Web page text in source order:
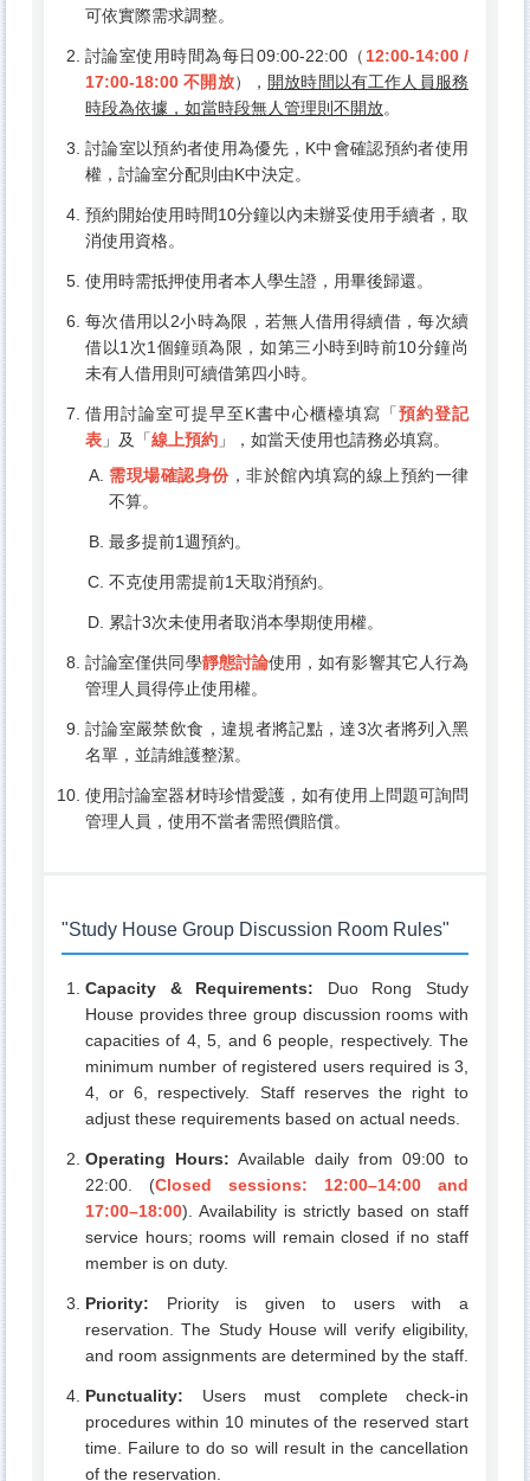
可依實際需求調整。
討論室使用時間為每日09:00-22:00（ 12:00-14:00 /
17:00-18:00 不開放）， 開放時間以有工作人員服務
時段為依據，如當時段無人管理則不開放。
討論室以預約者使用為優先，K中會確認預約者使用
權，討論室分配則由K中決定。
預約開始使用時間10分鐘以內未辦妥使用手續者，取
消使用資格。
使用時需抵押使用者本人學生證，用畢後歸還。
每次借用以2小時為限，若無人借用得續借，每次續
借以1次1個鐘頭為限，如第三小時到時前10分鐘尚
未有人借用則可續借第四小時。
借用討論室可提早至K書中心櫃檯填寫「預約登記
表 」及「線上預約 」，如當天使用也請務必填寫。
需現場確認身份，非於館內填寫的線上預約一律
不算。
最多提前1週預約。
不克使用需提前1天取消預約。
累計3次未使用者取消本學期使用權。
討論室僅供同學靜態討論使用，如有影響其它人行為
管理人員得停止使用權。
討論室嚴禁飲食，違規者將記點，達3次者將列入黑
名單，並請維護整潔。
使用討論室器材時珍惜愛護，如有使用上問題可詢問
管理人員，使用不當者需照價賠償。
"Study House Group Discussion Room Rules"
Capacity & Requirements: Duo Rong Study
House provides three group discussion rooms with
capacities of 4, 5, and 6 people, respectively. The
minimum number of registered users required is 3,
4, or 6, respectively. Staff reserves the right to
adjust these requirements based on actual needs.
Operating Hours: Available daily from 09:00 to
22:00. (Closed sessions: 12:00–14:00 and
17:00–18:00). Availability is strictly based on staff
service hours; rooms will remain closed if no staff
member is on duty.
Priority: Priority is given to users with a
reservation. The Study House will verify eligibility,
and room assignments are determined by the staff.
Punctuality: Users must complete check-in
procedures within 10 minutes of the reserved start
time. Failure to do so will result in the cancellation
of the reservation.